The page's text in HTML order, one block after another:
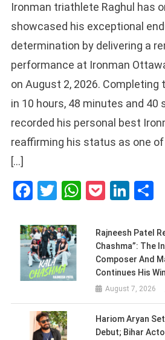
Ironman triathlete Raghul has
showcased his exceptional
determination by delivering a
performance at Ironman
on August 2, 2026.
in 10 hours, 48 minutes and 40
recorded his personal best
reaffirming his status as one of
[…]
Facebook
Twitter
WhatsApp
Pocket
Rajneesh Patel
Chashma”: The
Composer And
Continues His
August 7, 2026
Hariom Aryan
Debut; Bihar